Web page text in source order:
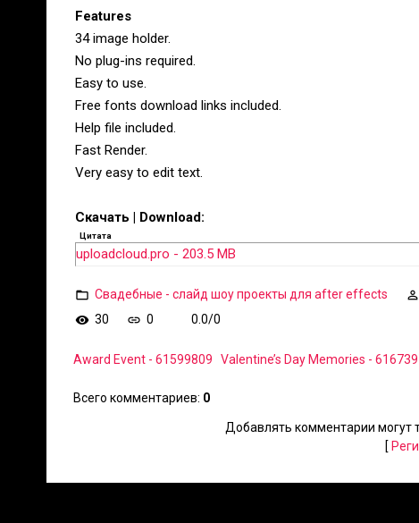
Features
34 image holder.
No plug-ins required.
Easy to use.
Free fonts download links included.
Help file included.
Fast Render.
Very easy to edit text.
Скачать | Download:
Цитата
uploadcloud.pro - 203.5 MB
Свадебные - слайд шоу проекты для after effects
30
0 0.0/0
Award Event - 61599809 Valentine’s Day Memories -
Всего комментариев: 0
Добавлять комментарии могут
[